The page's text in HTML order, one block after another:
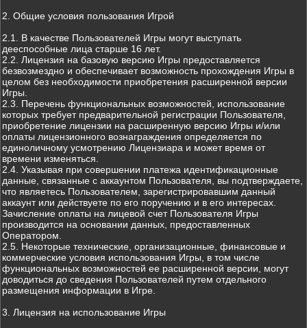
2. Общие условия пользования Игрой
2.1. В качестве Пользователей Игры могут выступать
дееспособные лица старше 16 лет.
2.2. Лицензия на базовую версию Игры предоставляется
безвозмездно и обеспечивает возможность прохождения Игры в
целом без необходимости приобретения расширенной версии
Игры.
2.3. Перечень функциональных возможностей, использование
которых требует предварительной регистрации Пользователя,
приобретение лицензии на расширенную версию Игры и/или
оплаты лицензионного вознаграждения определяется по
единоличному усмотрению Лицензиара и может время от
времени изменяться.
2.4. Указывая при совершении платежа идентификационные
данные, связанные с аккаунтом Пользователя, вы подтверждаете,
что являетесь Пользователем, зарегистрировавшим данный
аккаунт или действуете по его поручению и в его интересах.
Зачисление оплаты на лицевой счет Пользователя Игры
производится на основании данных, предоставленных
Оператором.
2.5. Некоторые технические, организационные, финансовые и
коммерческие условия использования Игры, в том числе
функциональных возможностей ее расширенной версии, могут
доводиться до сведения Пользователей путем отдельного
размещения информации в Игре.
3. Лицензия на использование Игры